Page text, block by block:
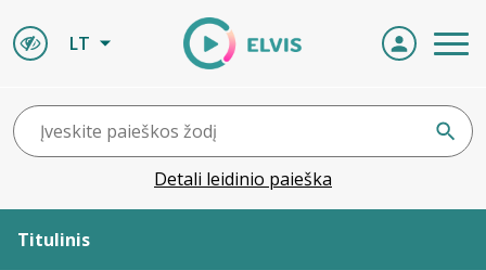
LT
Detali leidinio paieška
Titulinis